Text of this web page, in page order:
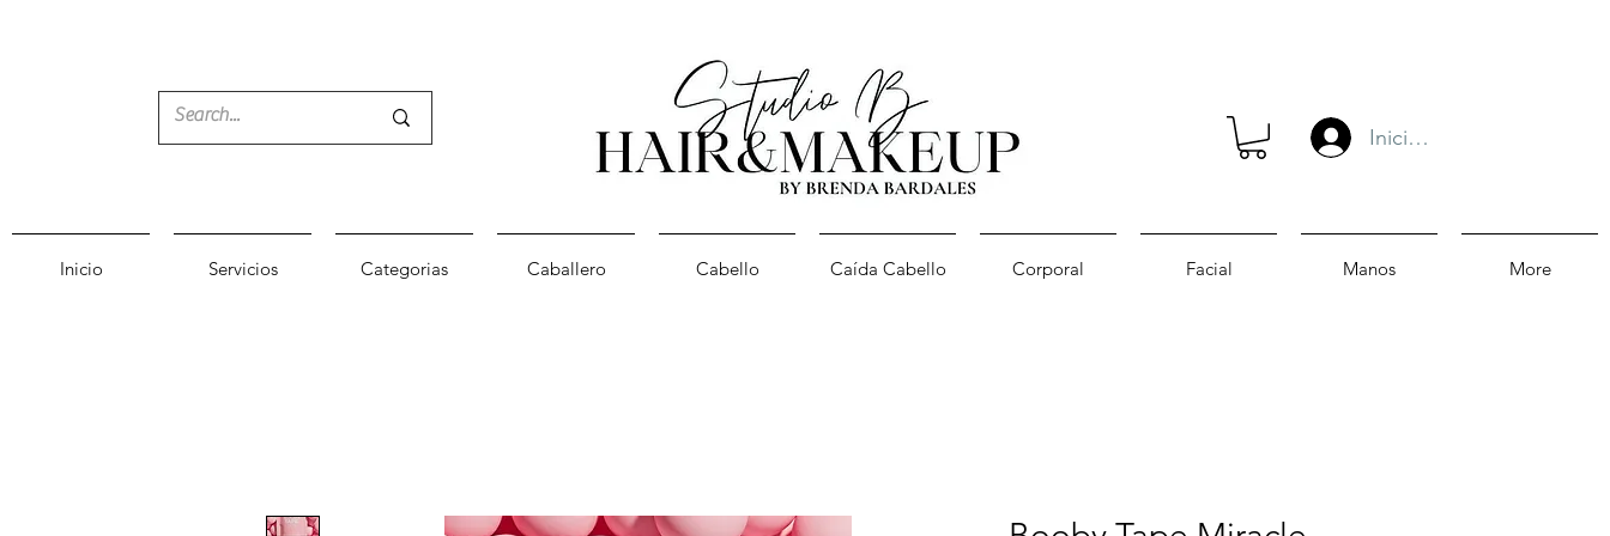
Iniciar sesión
Inicio Servicios Categorias Caballero Cabello Caída Cabello Corporal Facial Manos More